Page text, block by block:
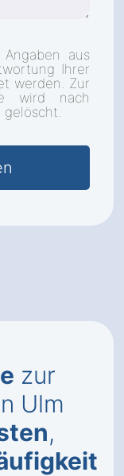
aus
Ihrer
werden. Zur
wird nach
gelöscht.
zur
Ulm
,